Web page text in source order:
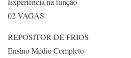
02 VAGAS
REPOSITOR DE FRIOS
Ensino Médio Completo